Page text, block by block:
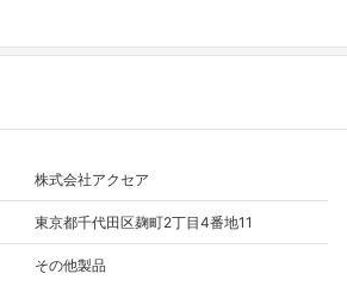
株式会社アクセア
東京都千代田区麹町2丁目4番地11
その他製品